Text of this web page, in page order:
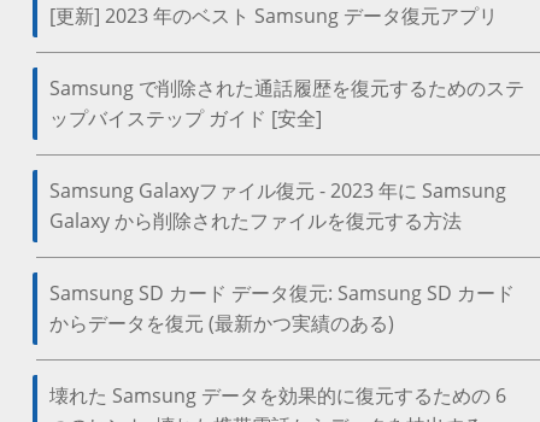
[更新] 2023 年のベスト Samsung データ復元アプリ
Samsung で削除された通話履歴を復元するためのステ
ップバイステップ ガイド [安全]
Samsung Galaxyファイル復元 - 2023 年に Samsung
Galaxy から削除されたファイルを復元する方法
Samsung SD カード データ復元: Samsung SD カード
からデータを復元 (最新かつ実績のある)
壊れた Samsung データを効果的に復元するための 6